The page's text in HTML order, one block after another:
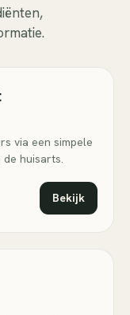
via een simpele
huisarts.
Bekijk